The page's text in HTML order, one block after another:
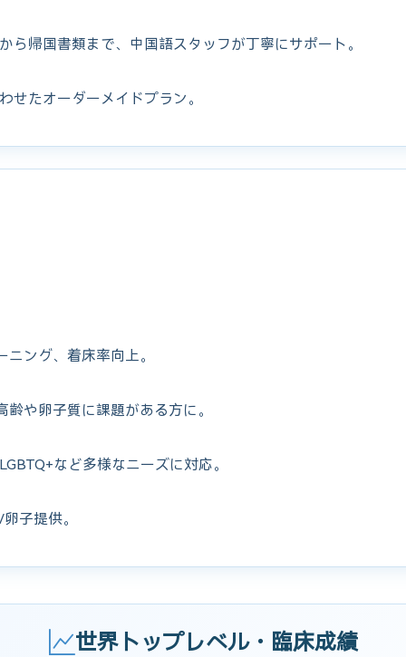
ら帰国書類まで、中国語スタッフが丁寧にサポート。
せたオーダーメイドプラン。
ニング、着床率向上。
や卵子質に課題がある方に。
など多様なニーズに対応。
子提供。
世界トップレベル・臨床成績